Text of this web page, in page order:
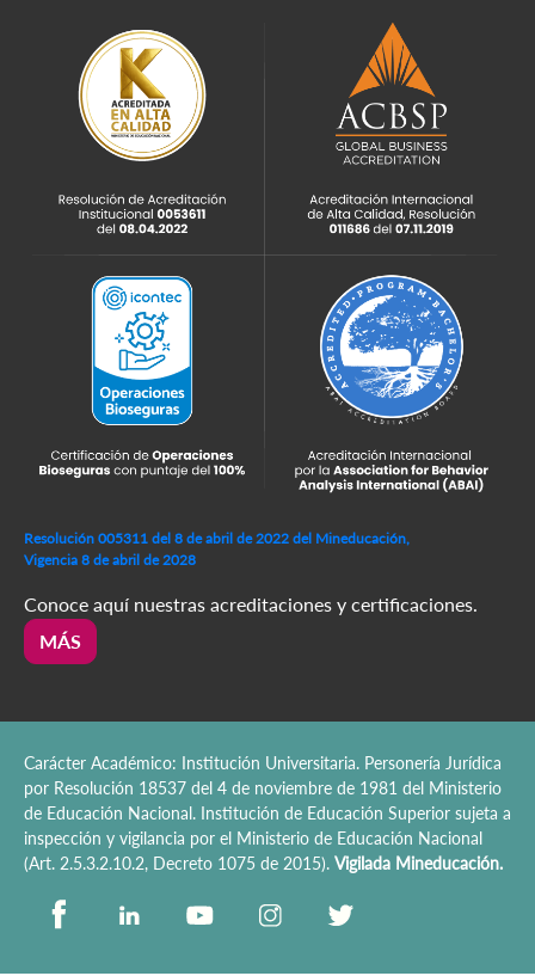
Resolución 005311 del 8 de abril de 2022 del Mineducación,
Vigencia 8 de abril de 2028
Conoce aquí nuestras acreditaciones y certificaciones.
MÁS
Carácter Académico: Institución Universitaria. Personería Jurídica
por Resolución 18537 del 4 de noviembre de 1981 del Ministerio
de Educación Nacional. Institución de Educación Superior sujeta a
inspección y vigilancia por el Ministerio de Educación Nacional
(Art. 2.5.3.2.10.2, Decreto 1075 de 2015). Vigilada Mineducación.